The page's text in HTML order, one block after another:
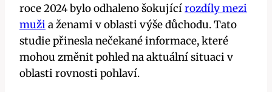
roce 2024 bylo odhaleno šokujícírozdíly mezi
muži a ženami v oblasti výše důchodu. Tato
studie přinesla nečekané informace, které
mohou změnit pohled na aktuální situaci v
oblasti rovnosti pohlaví.